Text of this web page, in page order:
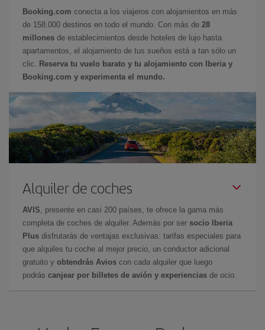
Booking.com conecta a los viajeros con alojamientos en más
de 158.000 destinos en todo el mundo. Con más de 28
millones de establecimientos desde hoteles de lujo hasta
apartamentos, el alojamiento de tus sueños está a tan sólo un
clic.
Reserva tu vuelo barato y tu alojamiento con Iberia y
Booking.com y experimenta el mundo.
Alquiler de coches
AVIS , presente en casi 200 países, te ofrece la gama más
completa de coches de alquiler. Además por ser socio Iberia
Plus disfrutarás de ventajas exclusivas: tarifas especiales para
que alquiles tu coche al mejor precio, un conductor adicional
gratuito y obtendrás Avios con cada alquiler que luego
podrás canjear por billetes de avión y experiencias de ocio.